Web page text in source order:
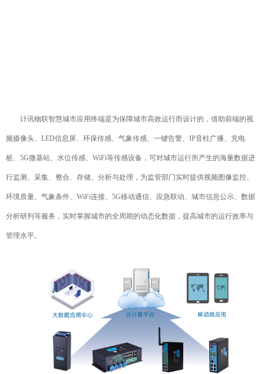
计讯物联智慧城市应用终端是为保障城市高效运行而设计的，借助前端的视
频摄像头、LED信息屏、环保传感、气象传感、一键告警、IP音柱广播、充电
桩、5G微基站、水位传感、WiFi等传感设备，可对城市运行所产生的海量数据进
行监测、采集、整合、存储、分析与处理，为监管部门实时提供视频图像监控、
环境质量、气象条件、WiFi连接、5G移动通信、应急联动、城市信息公示、数据
分析研判等服务，实时掌握城市的全周期的动态化数据，提高城市的运行效率与
管理水平。